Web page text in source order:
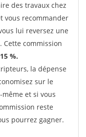
des travaux chez
vous recommander
lui reversez une
Cette commission
%.
la dépense
sur le
et si vous
reste
pourrez gagner.